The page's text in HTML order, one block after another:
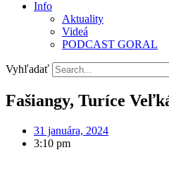
Info
Aktuality
Videá
PODCAST GORAL
Vyhľadať
Fašiangy, Turíce
31 januára, 2024
3:10 pm